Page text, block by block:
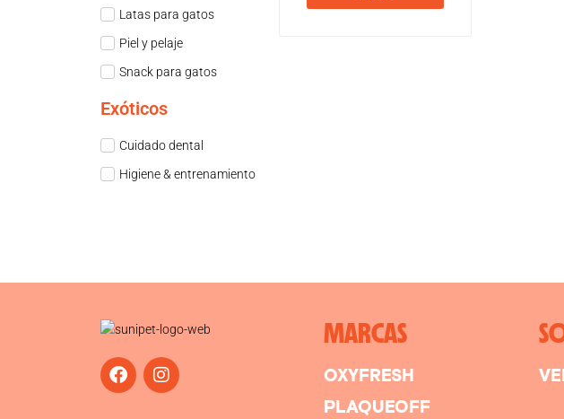
Latas para gatos
Piel y pelaje
Snack para gatos
Exóticos
Cuidado dental
Higiene & entrenamiento
MARCAS
OXYFRESH
PLAQUEOFF